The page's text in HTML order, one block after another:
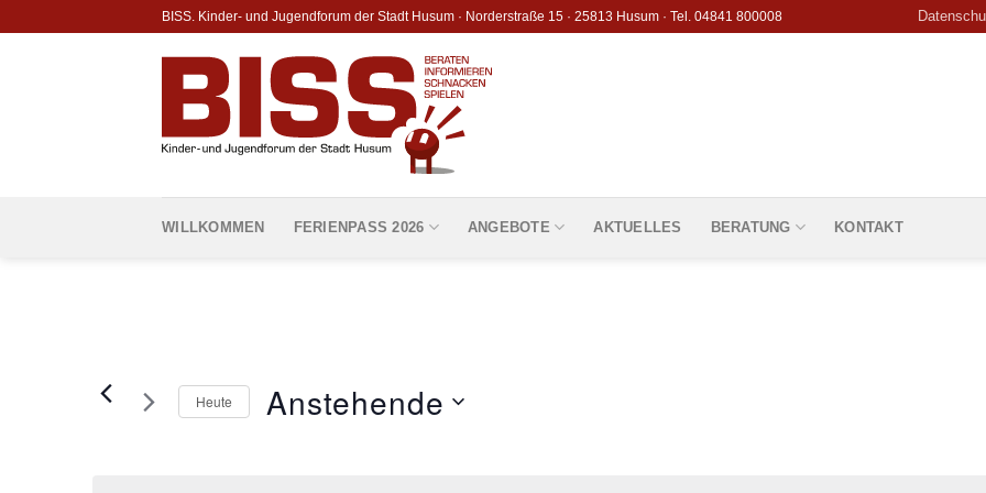
BISS. Kinder- und Jugendforum der Stadt Husum · Norderstraße 15 · 25813 Husum · Tel. 04841 800008
WILLKOMMEN FERIENPASS 2026 ANGEBOTE AKTUELLES BERATUNG KONTAKT
Heute Anstehende